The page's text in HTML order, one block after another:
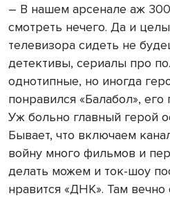
– В нашем арсенале аж
смотреть нечего. Да и
телевизора сидеть не
детективы, сериалы про
однотипные, но иногда
понравился «Балабол»,
Уж больно главный герой
Бывает, что включаем
войну много фильмов и
делать можем и ток-шоу
нравится «ДНК». Там